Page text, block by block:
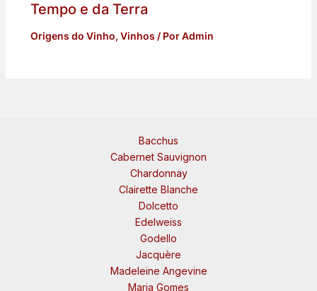
Tempo e da Terra
Origens do Vinho, Vinhos / PorAdmin
Bacchus
Cabernet Sauvignon
Chardonnay
Clairette Blanche
Dolcetto
Edelweiss
Godello
Jacquère
Madeleine Angevine
Maria Gomes